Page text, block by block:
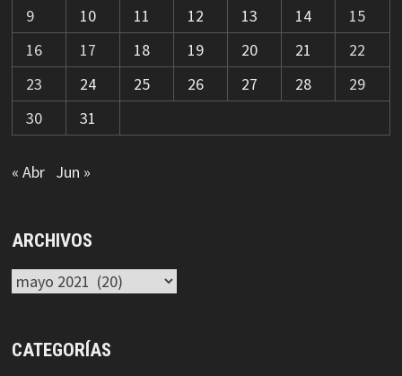
9
10 11 12 13 14
15
16
17 18 19 20 21
22
23
24 25 26 27 28
29
30
31
« Abr Jun »
ARCHIVOS
Archivos
CATEGORÍAS